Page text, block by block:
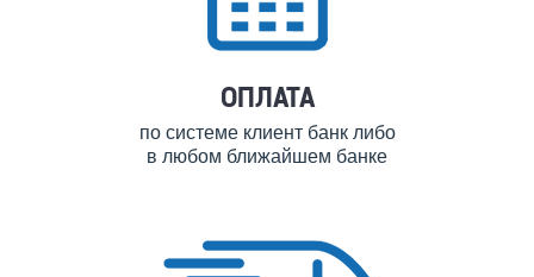
ОПЛАТА
по системе клиент банк либо
в любом ближайшем банке